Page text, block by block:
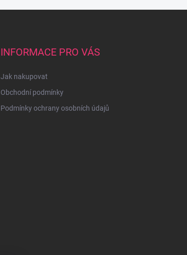
INFORMACE PRO VÁS
Jak nakupovat
Obchodní podmínky
Podmínky ochrany osobních údajů